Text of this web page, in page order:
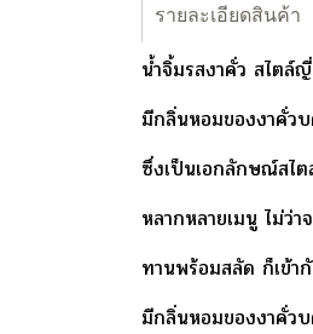
รายละเอียดสินค้า
น้ำจิ้มรสงาคั่ว สไตล์
มีกลิ่นหอมของงาคั่ว
ซึ่งเป็นเอกลักษณ์ส
หลากหลายเมนู ไม่ว่
ทานพร้อมสลัด ก็เข้า
มีกลิ่นหอมของงาคั่ว